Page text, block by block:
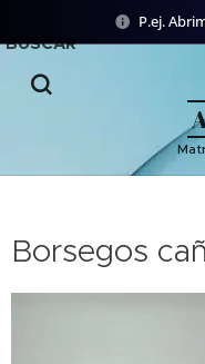
P.ej.
BUSCAR
Borsegos